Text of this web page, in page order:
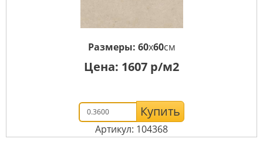
Размеры: 60x60см
Цена: 1607 р/м2
Купить
Артикул: 104368